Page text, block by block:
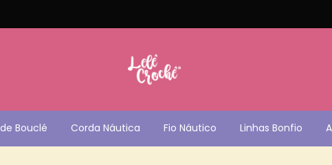
Bouclé Corda Náutica Fio Náutico Linhas Bonfio